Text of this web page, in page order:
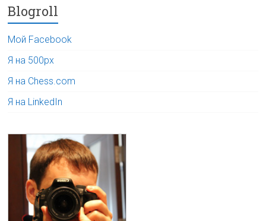
Blogroll
Мой Facebook
Я на 500px
Я на Chess.com
Я на LinkedIn